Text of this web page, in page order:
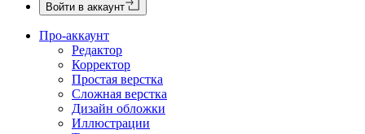
Войти в аккаунт
Про-аккаунт
Редактор
Корректор
Простая верстка
Сложная верстка
Дизайн обложки
Иллюстрации